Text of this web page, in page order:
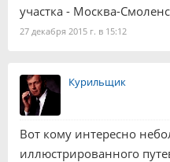
участка - Москва-
27 декабря 2015 г. в 15:12
Курильщик
Вот кому интересно
иллюстрированного